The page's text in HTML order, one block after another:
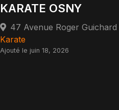
KARATE OSNY
Karate
Ajouté le juin 18, 2026